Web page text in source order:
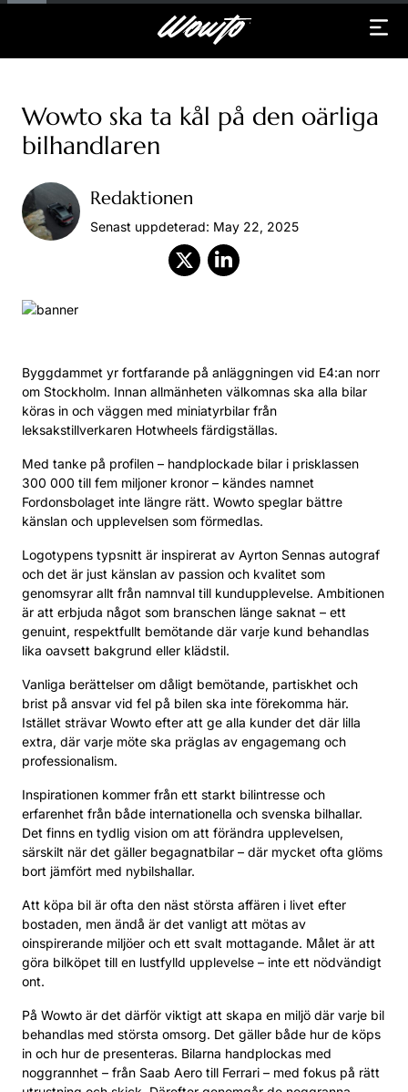
Wowto ska ta kål på den oärliga
bilhandlaren
Redaktionen
Senast uppdeterad: May 22, 2025
Byggdammet yr fortfarande på anläggningen vid E4:an norr
om Stockholm. Innan allmänheten välkomnas ska alla bilar
köras in och väggen med miniatyrbilar från
leksakstillverkaren Hotwheels färdigställas.
Med tanke på profilen – handplockade bilar i prisklassen
300 000 till fem miljoner kronor – kändes namnet
Fordonsbolaget inte längre rätt. Wowto speglar bättre
känslan och upplevelsen som förmedlas.
Logotypens typsnitt är inspirerat av Ayrton Sennas autograf
och det är just känslan av passion och kvalitet som
genomsyrar allt från namnval till kundupplevelse. Ambitionen
är att erbjuda något som branschen länge saknat – ett
genuint, respektfullt bemötande där varje kund behandlas
lika oavsett bakgrund eller klädstil.
Vanliga berättelser om dåligt bemötande, partiskhet och
brist på ansvar vid fel på bilen ska inte förekomma här.
Istället strävar Wowto efter att ge alla kunder det där lilla
extra, där varje möte ska präglas av engagemang och
professionalism.
Inspirationen kommer från ett starkt bilintresse och
erfarenhet från både internationella och svenska bilhallar.
Det finns en tydlig vision om att förändra upplevelsen,
särskilt när det gäller begagnatbilar – där mycket ofta glöms
bort jämfört med nybilshallar.
Att köpa bil är ofta den näst största affären i livet efter
bostaden, men ändå är det vanligt att mötas av
oinspirerande miljöer och ett svalt mottagande. Målet är att
göra bilköpet till en lustfylld upplevelse – inte ett nödvändigt
ont.
På Wowto är det därför viktigt att skapa en miljö där varje bil
behandlas med största omsorg. Det gäller både hur de köps
in och hur de presenteras. Bilarna handplockas med
noggrannhet – från Saab Aero till Ferrari – med fokus på rätt